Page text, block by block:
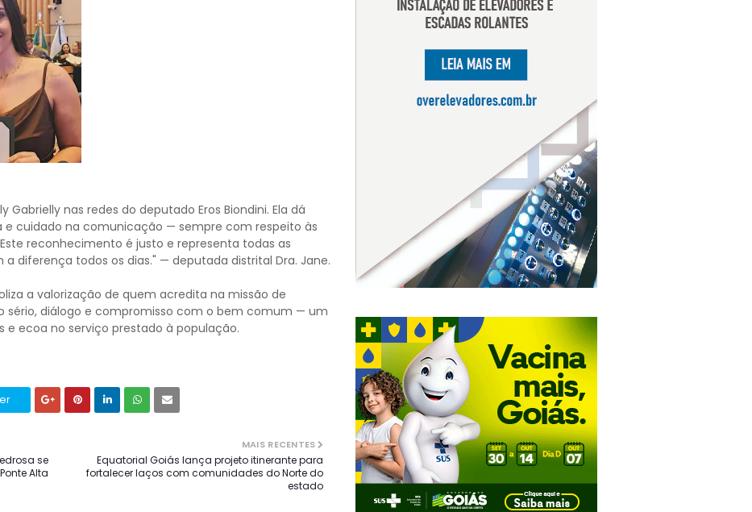
nas redes do deputado Eros Biondini. Ela dá
e cuidado na comunicação — sempre com respeito às
reconhecimento é justo e representa todas as
diferença todos os dias." — deputada distrital Dra. Jane.
a valorização de quem acredita na missão de
sério, diálogo e compromisso com o bem comum — um
e ecoa no serviço prestado à população.
MAIS RECENTES
Equatorial Goiás lança projeto itinerante para
fortalecer laços com comunidades do Norte do
estado
se
Alta